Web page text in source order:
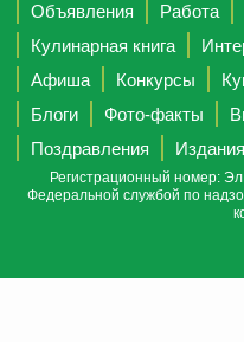
Объявления
Работа
Кулинарная книга
Афиша
Конкурсы
Блоги
Фото-факты
Поздравления
Издания
Регистрационный номер:
Федеральной службой по